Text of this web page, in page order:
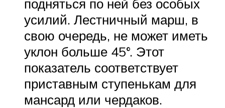
подняться по ней без особых
усилий. Лестничный марш, в
свою очередь, не может иметь
уклон больше 45°. Этот
показатель соответствует
приставным ступенькам для
мансард или чердаков.